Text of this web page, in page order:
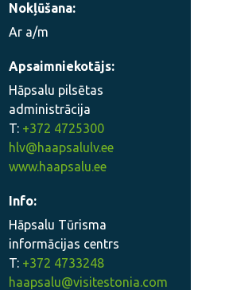
Nokļūšana:
Ar a/m
Apsaimniekotājs:
Hāpsalu pilsētas
administrācija
T: +372 4725300
hlv@haapsalulv.ee
www.haapsalu.ee
Info:
Hāpsalu Tūrisma
informācijas centrs
T: +372 4733248
haapsalu@visitestonia.com